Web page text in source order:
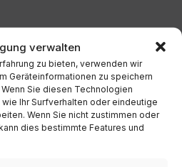
verwalten
zu bieten, verwenden wir
Geräteinformationen zu speichern
Sie diesen Technologien
Ihr Surfverhalten oder eindeutige
Wenn Sie nicht zustimmen oder
dies bestimmte Features und